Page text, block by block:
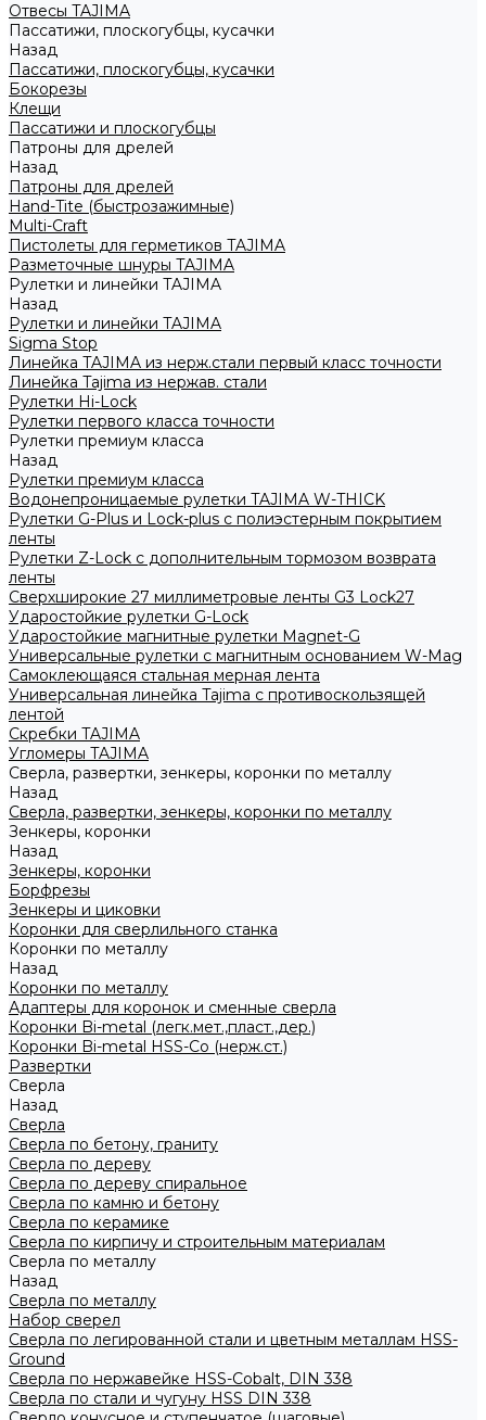
Отвесы TAJIMA
Пассатижи, плоскогубцы, кусачки
Назад
Пассатижи, плоскогубцы, кусачки
Бокорезы
Клещи
Пассатижи и плоскогубцы
Патроны для дрелей
Назад
Патроны для дрелей
Hand-Tite (быстрозажимные)
Multi-Craft
Пистолеты для герметиков TAJIMA
Разметочные шнуры TAJIMA
Рулетки и линейки TAJIMA
Назад
Рулетки и линейки TAJIMA
Sigma Stop
Линейка TAJIMA из нерж.стали первый класс точности
Линейка Tajima из нержав. стали
Рулетки Hi-Lock
Рулетки первого класса точности
Рулетки премиум класса
Назад
Рулетки премиум класса
Водонепроницаемые рулетки TAJIMA W-THICK
Рулетки G-Plus и Lock-plus с полиэстерным покрытием
ленты
Рулетки Z-Lock с дополнительным тормозом возврата
ленты
Сверхширокие 27 миллиметровые ленты G3 Lock27
Ударостойкие рулетки G-Lock
Ударостойкие магнитные рулетки Magnet-G
Универсальные рулетки с магнитным основанием W-Mag
Самоклеющаяся стальная мерная лента
Универсальная линейка Tajima с противоскользящей
лентой
Скребки TAJIMA
Угломеры TAJIMA
Сверла, развертки, зенкеры, коронки по металлу
Назад
Сверла, развертки, зенкеры, коронки по металлу
Зенкеры, коронки
Назад
Зенкеры, коронки
Борфрезы
Зенкеры и циковки
Коронки для сверлильного станка
Коронки по металлу
Назад
Коронки по металлу
Адаптеры для коронок и сменные сверла
Коронки Bi-metal (легк.мет.,пласт.,дер.)
Коронки Bi-metal HSS-Co (нерж.ст.)
Развертки
Сверла
Назад
Сверла
Сверла по бетону, граниту
Сверла по дереву
Сверла по дереву спиральное
Сверла по камню и бетону
Сверла по керамике
Сверла по кирпичу и строительным материалам
Сверла по металлу
Назад
Сверла по металлу
Набор сверел
Сверла по легированной стали и цветным металлам HSS-
Ground
Сверла по нержавейке HSS-Cobalt, DIN 338
Сверла по стали и чугуну HSS DIN 338